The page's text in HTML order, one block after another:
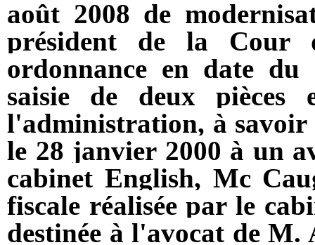
août 2008 de
président de la Cour
ordonnance en date
saisie de deux pièces
l'administration, à savoir
le 28 janvier 2000 à un
cabinet English, Mc
fiscale réalisée par le
destinée à l'avocat de M.